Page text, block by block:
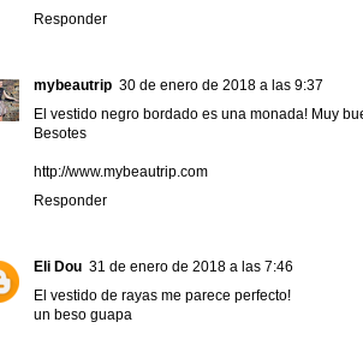
Responder
mybeautrip 30 de enero de 2018 a las 9:37
El vestido negro bordado es una monada! Muy
Besotes
http://www.mybeautrip.com
Responder
Eli Dou 31 de enero de 2018 a las 7:46
El vestido de rayas me parece perfecto!
un beso guapa